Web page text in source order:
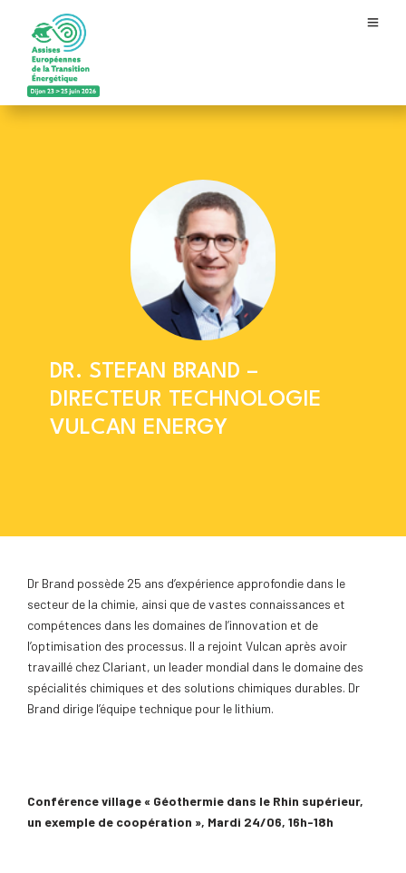
DR. STEFAN BRAND –
DIRECTEUR TECHNOLOGIE
VULCAN ENERGY
Dr Brand possède 25 ans d’expérience approfondie dans le
secteur de la chimie, ainsi que de vastes connaissances et
compétences dans les domaines de l’innovation et de
l’optimisation des processus. Il a rejoint Vulcan après avoir
travaillé chez Clariant, un leader mondial dans le domaine des
spécialités chimiques et des solutions chimiques durables. Dr
Brand dirige l’équipe technique pour le lithium.
Conférence village « Géothermie dans le Rhin supérieur,
un exemple de coopération », Mardi 24/06, 16h-18h